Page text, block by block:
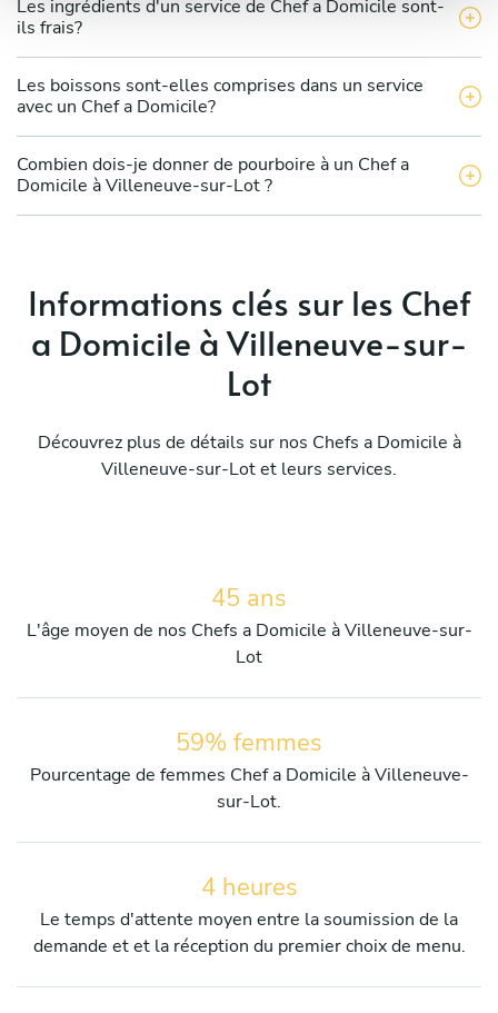
Les ingrédients d'un service de Chef a Domicile sont-
ils frais?
Les boissons sont-elles comprises dans un service
avec un Chef a Domicile?
Combien dois-je donner de pourboire à un Chef a
Domicile à Villeneuve-sur-Lot ?
Informations clés sur les Chef
a Domicile à Villeneuve-sur-
Lot
Découvrez plus de détails sur nos Chefs a Domicile à
Villeneuve-sur-Lot et leurs services.
45 ans
L'âge moyen de nos Chefs a Domicile à Villeneuve-sur-
Lot
59% femmes
Pourcentage de femmes Chef a Domicile à Villeneuve-
sur-Lot.
4 heures
Le temps d'attente moyen entre la soumission de la
demande et et la réception du premier choix de menu.